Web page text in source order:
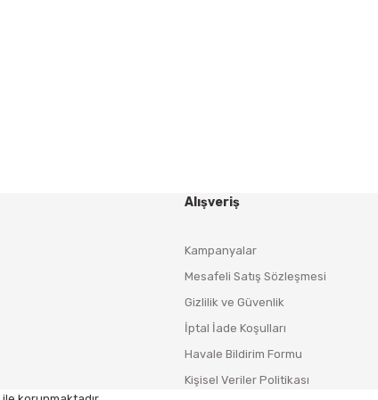
Alışveriş
Kampanyalar
Mesafeli Satış Sözleşmesi
Gizlilik ve Güvenlik
İptal İade Koşulları
Havale Bildirim Formu
Kişisel Veriler Politikası